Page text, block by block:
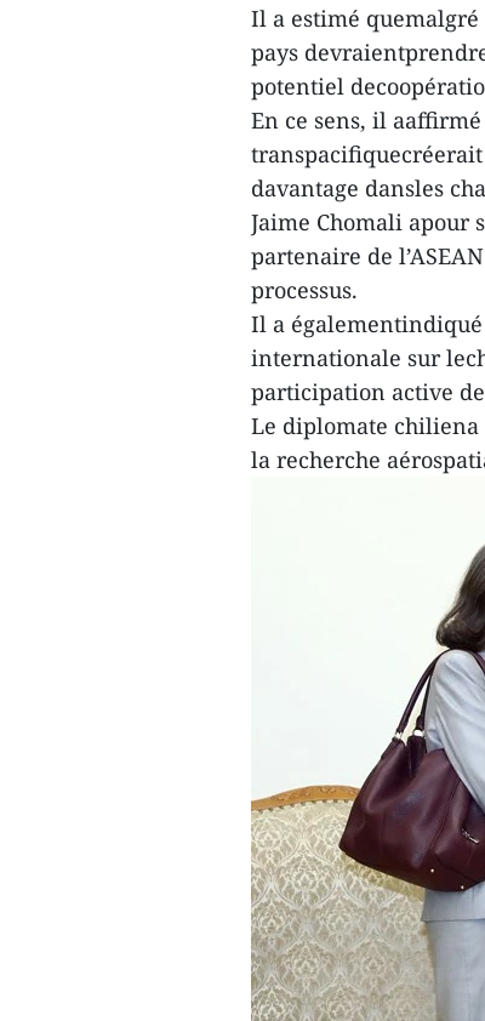
Il a estimé quemalgré
pays
potentiel
En ce sens, il
davantage dansles
Jaime Chomali apour
partenaire de
processus.
Il a
internationale sur
participation active
Le diplomate chiliena
la recherche